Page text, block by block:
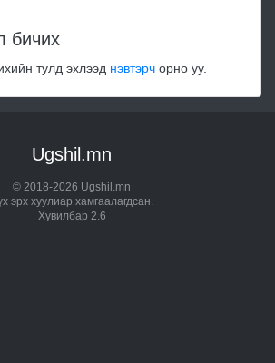
бичих
тулд эхлээд нэвтэрч орно уу.
Ugshil.mn
© 2018-2026 Ugshil.mn
эрх хуулиар хамгаалагдсан.
Хувилбар 2.6